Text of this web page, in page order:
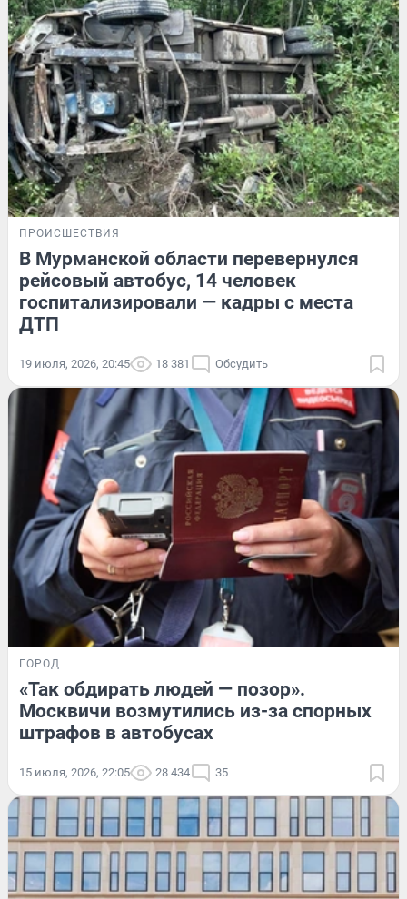
ПРОИСШЕСТВИЯ
В Мурманской области перевернулся
рейсовый автобус, 14 человек
госпитализировали — кадры с места
ДТП
19 июля, 2026, 20:45 18 381 Обсудить
ГОРОД
«Так обдирать людей — позор».
Москвичи возмутились из-за спорных
штрафов в автобусах
15 июля, 2026, 22:05 28 434 35